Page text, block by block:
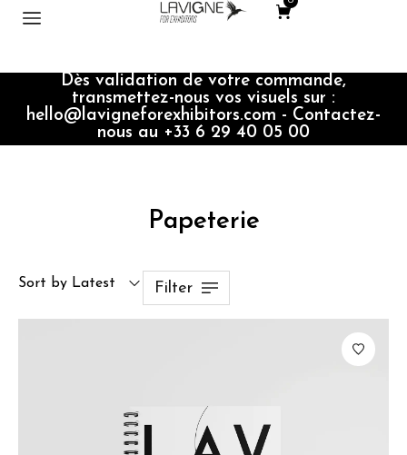
Dès validation de votre commande,
transmettez-nous vos visuels sur :
hello@lavigneforexhibitors.com - Contactez-
nous au +33 6 29 40 05 00
Papeterie
Sort by Latest Filter